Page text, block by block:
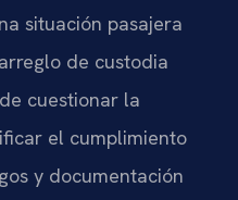
situación pasajera
de custodia
cuestionar la
el cumplimiento
y documentación